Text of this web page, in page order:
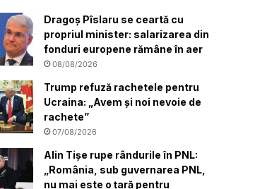
Dragoș Pîslaru se ceartă cu
propriul minister: salarizarea din
fonduri europene rămâne în aer
08/08/2026
Trump refuză rachetele pentru
Ucraina: „Avem și noi nevoie de
rachete”
07/08/2026
Alin Tișe rupe rândurile în PNL:
„România, sub guvernarea PNL,
nu mai este o țară pentru